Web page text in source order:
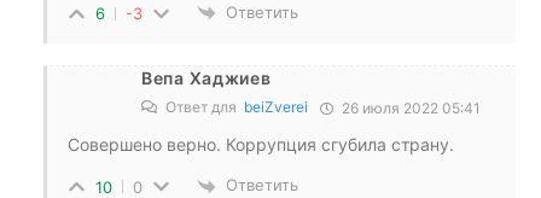
6 -3 Ответить
Вепа Хаджиев
Ответ для beiZverei 26 июля 2022 05:41
Совершено верно. Коррупция сгубила страну.
10 0 Ответить